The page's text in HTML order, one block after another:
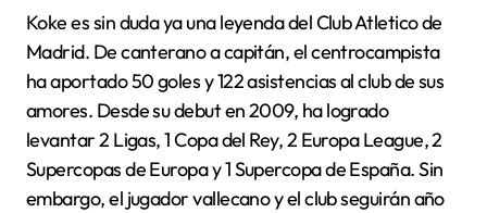
Koke es sin duda ya una leyenda del Club Atletico de
Madrid. De canterano a capitán, el centrocampista
ha aportado 50 goles y 122 asistencias al club de sus
amores. Desde su debut en 2009, ha logrado
levantar 2 Ligas, 1 Copa del Rey, 2 Europa League, 2
Supercopas de Europa y 1 Supercopa de España. Sin
embargo, el jugador vallecano y el club seguirán año